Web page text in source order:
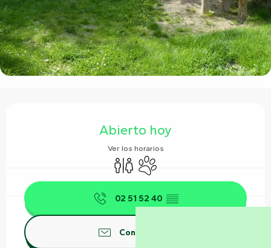
Abierto hoy
Ver los horarios
AseosSe aceptan animales
02 51 52 40 ▒▒
Contáctenos